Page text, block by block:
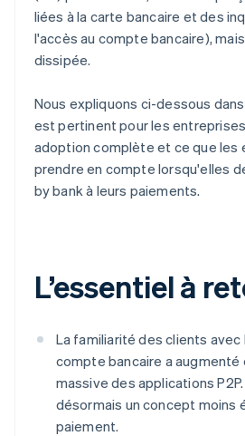
liées à la carte bancaire et des
l'accès au compte bancaire),
dissipée.
Nous expliquons ci-dessous
est pertinent pour les
adoption complète et ce que les
prendre en compte lorsqu'elles
by bank à leurs paiements.
L’essentiel à
La familiarité des clients avec
compte bancaire a augmenté
massive des applications
désormais un concept moins
paiement.